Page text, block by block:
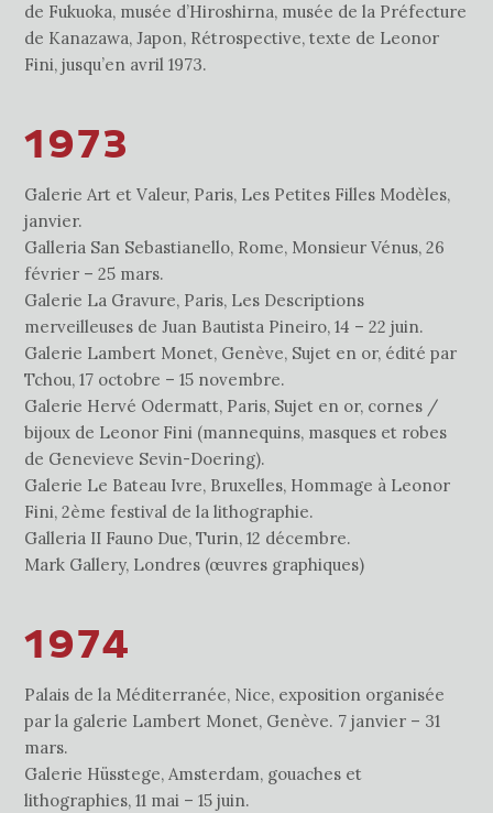
de Fukuoka, musée d’Hiroshirna, musée de la Préfecture
de Kanazawa, Japon, Rétrospective, texte de Leonor
Fini, jusqu’en avril 1973.
1973
Galerie Art et Valeur, Paris, Les Petites Filles Modèles,
janvier.
Galleria San Sebastianello, Rome, Monsieur Vénus, 26
février – 25 mars.
Galerie La Gravure, Paris, Les Descriptions
merveilleuses de Juan Bautista Pineiro, 14 – 22 juin.
Galerie Lambert Monet, Genève, Sujet en or, édité par
Tchou, 17 octobre – 15 novembre.
Galerie Hervé Odermatt, Paris, Sujet en or, cornes /
bijoux de Leonor Fini (mannequins, masques et robes
de Genevieve Sevin-Doering).
Galerie Le Bateau Ivre, Bruxelles, Hommage à Leonor
Fini, 2ème festival de la lithographie.
Galleria II Fauno Due, Turin, 12 décembre.
Mark Gallery, Londres (œuvres graphiques)
1974
Palais de la Méditerranée, Nice, exposition organisée
par la galerie Lambert Monet, Genève. 7 janvier – 31
mars.
Galerie Hüsstege, Amsterdam, gouaches et
lithographies, 11 mai – 15 juin.